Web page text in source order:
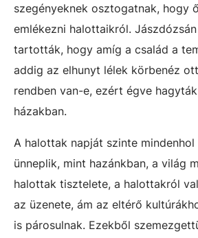
szegényeknek osztogatnak, hogy
emlékezni halottaikról.
tartották, hogy amíg a család a
addig az elhunyt lélek körbenéz
rendben van-e, ezért égve
házakban.
A halottak napját szinte mindenhol
ünneplik, mint hazánkban, a világ
halottak tisztelete, a halottakról
az üzenete, ám az eltérő
is párosulnak. Ezekből